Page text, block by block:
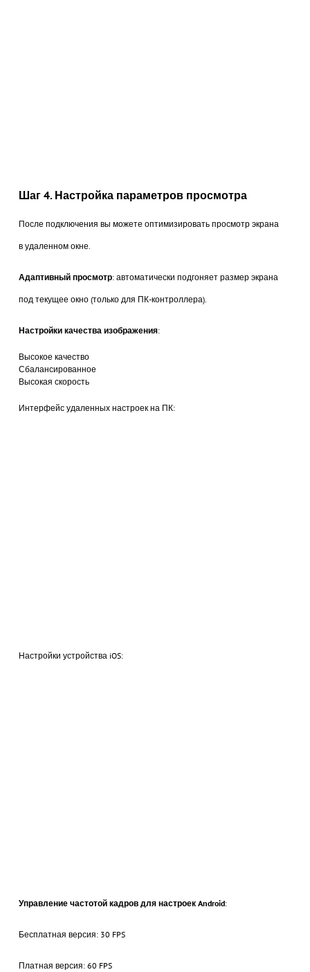
Шаг 4. Настройка параметров просмотра
После подключения вы можете оптимизировать просмотр экрана
в удаленном окне.
Адаптивный просмотр: автоматически подгоняет размер экрана
под текущее окно (только для ПК-контроллера).
Настройки качества изображения:
Высокое качество
Сбалансированное
Высокая скорость
Интерфейс удаленных настроек на ПК:
Настройки устройства iOS:
Управление частотой кадров для настроек Android:
Бесплатная версия: 30 FPS
Платная версия: 60 FPS